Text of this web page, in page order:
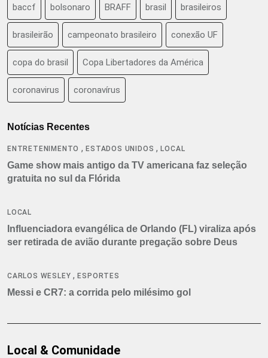
baccf bolsonaro BRAFF brasil brasileiros
brasileirão campeonato brasileiro conexão UF
copa do brasil Copa Libertadores da América
coronavirus coronavírus
Notícias Recentes
ENTRETENIMENTO ,ESTADOS UNIDOS ,LOCAL
Game show mais antigo da TV americana faz seleção
gratuita no sul da Flórida
LOCAL
Influenciadora evangélica de Orlando (FL) viraliza após
ser retirada de avião durante pregação sobre Deus
CARLOS WESLEY ,ESPORTES
Messi e CR7: a corrida pelo milésimo gol
Local & Comunidade